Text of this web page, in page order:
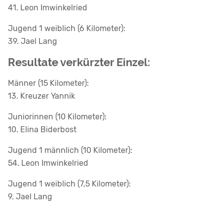
41. Leon Imwinkelried
Jugend 1 weiblich (6 Kilometer):
39. Jael Lang
Resultate verkürzter Einzel:
Männer (15 Kilometer):
13. Kreuzer Yannik
Juniorinnen (10 Kilometer):
10. Elina Biderbost
Jugend 1 männlich (10 Kilometer):
54. Leon Imwinkelried
Jugend 1 weiblich (7,5 Kilometer):
9. Jael Lang